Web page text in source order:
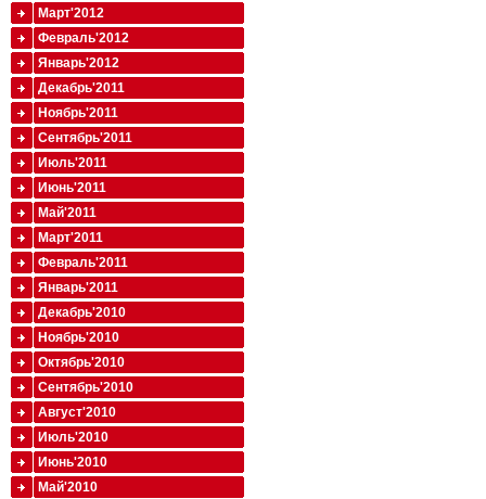
Март'2012
Февраль'2012
Январь'2012
Декабрь'2011
Ноябрь'2011
Сентябрь'2011
Июль'2011
Июнь'2011
Май'2011
Март'2011
Февраль'2011
Январь'2011
Декабрь'2010
Ноябрь'2010
Октябрь'2010
Сентябрь'2010
Август'2010
Июль'2010
Июнь'2010
Май'2010